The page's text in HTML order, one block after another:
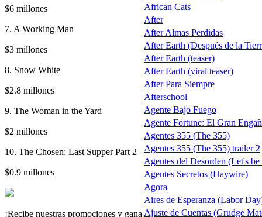
$6 millones
7. A Working Man
$3 millones
8. Snow White
$2.8 millones
9. The Woman in the Yard
$2 millones
10. The Chosen: Last Supper Part 2
$0.9 millones
¡Recibe nuestras promociones y gana
African Cats
After
After Almas Perdidas
After Earth (Después de la
After Earth (teaser)
After Earth (viral teaser)
After Para Siempre
Afterschool
Agente Bajo Fuego
Agente Fortune: El Gran
Agentes 355 (The 355)
Agentes 355 (The 355) trailer 2
Agentes del Desorden (Let's be
Agentes Secretos (Haywire)
Agora
Aires de Esperanza (Labor
Ajuste de Cuentas (Grudge